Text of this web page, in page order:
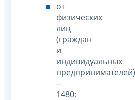
от
физических
лиц
(граждан
и
индивидуальных
предпринимателей)
–
1480;